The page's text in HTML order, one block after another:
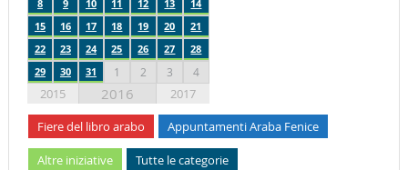
8
9 10 11 12 13
14
15
16 17 18 19 20
21
22
23 24 25 26 27
28
29
30 31 1 2 3 4
2015 2016
2017
Fiere del libro arabo
Appuntamenti Araba Fenice
Altre iniziative Tutte le categorie